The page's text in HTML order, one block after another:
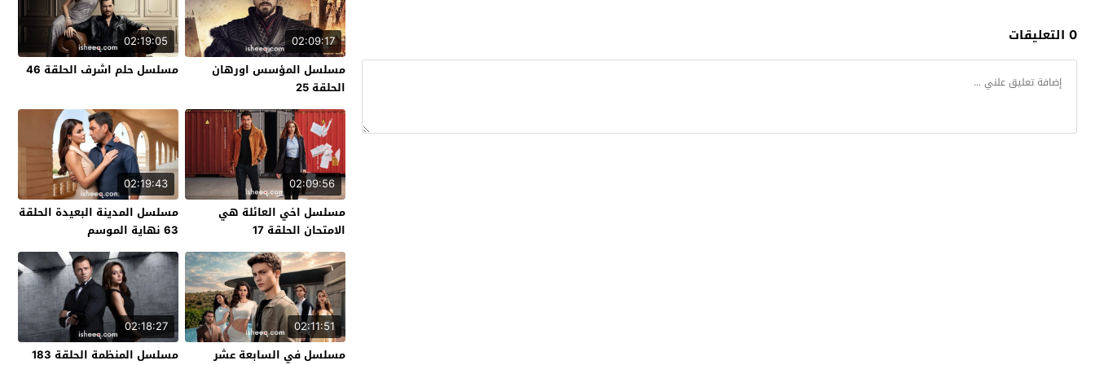
0 التعليقات
02:09:17
مسلسل المؤسس اورهان
الحلقة 25
02:19:05
مسلسل حلم اشرف الحلقة 46
02:09:56
مسلسل اخي العائلة هي
الامتحان الحلقة 17
02:19:43
مسلسل المدينة البعيدة الحلقة
63 نهاية الموسم
02:11:51
مسلسل في السابعة عشر
02:18:27
مسلسل المنظمة الحلقة 183